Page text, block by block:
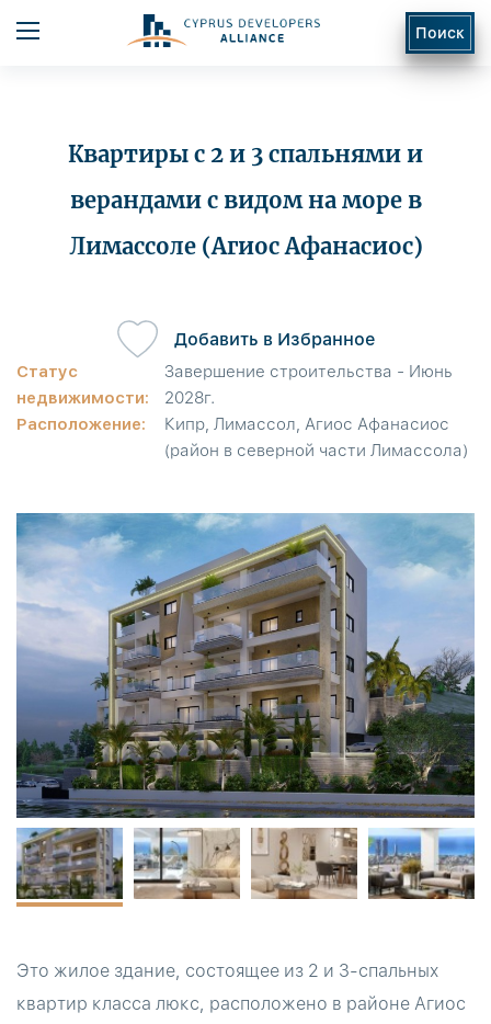
Поиск
Квартиры с 2 и 3 спальнями и
верандами с видом на море в
Лимассоле (Агиос Афанасиос)
Статус
недвижимости:
Завершение строительства - Июнь
2028г.
Расположение:
Кипр, Лимассол, Агиос Афанасиос
(район в северной части Лимассола)
Добавить в Избранное
Это жилое здание, состоящее из 2 и 3-спальных
квартир класса люкс, расположено в районе Агиос